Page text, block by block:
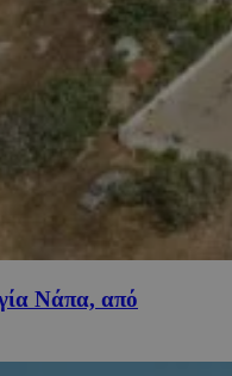
Νάπα, από